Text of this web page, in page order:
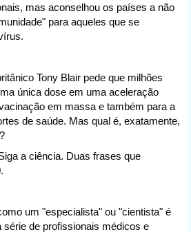
mas aconselhou os países a não
para aqueles que se
Tony Blair pede que milhões
única dose em uma aceleração
em massa e também para a
de saúde. Mas qual é, exatamente,
a ciência. Duas frases que
um "especialista" ou "cientista" é
de profissionais médicos e